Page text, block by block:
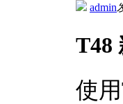
admin
T48
使